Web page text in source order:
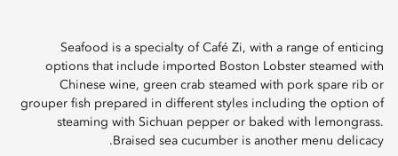
Seafood is a specialty of Café Zi, with a range of enticing
options that include imported Boston Lobster steamed with
Chinese wine, green crab steamed with pork spare rib or
grouper fish prepared in different styles including the option of
steaming with Sichuan pepper or baked with lemongrass.
Braised sea cucumber is another menu delicacy.